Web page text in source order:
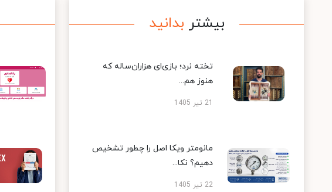
بیشتر بدانید
تخته نرد؛ بازی‌ای هزاران‌ساله که
هنوز هم...
21 تیر 1405
مانومتر ویکا اصل را چطور تشخیص
دهیم؟ نکا...
22 تیر 1405